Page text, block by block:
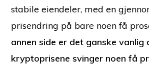
stabile eiendeler, med en
prisendring på bare noen få
annen side er det ganske vanlig
kryptoprisene svinger noen få